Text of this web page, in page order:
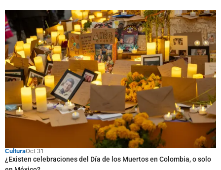
CulturaOct 31
¿Existen celebraciones del Día de los Muertos en Colombia, o solo